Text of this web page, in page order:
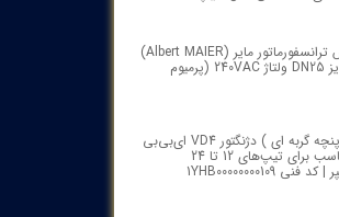
رله گازی بوخهلتس ترانسفورماتور مایر (Albert MAIER)
مدل MBP 3 - سایز DN25 ولتاژ 240VAC (پرمیوم
کنتاکت لاله ای ( پنچه گربه ای ) دژنگتور VD4 ای‌بی‌بی
ساخت ایتالیا - مناسب برای تیپ‌های 12 تا 24